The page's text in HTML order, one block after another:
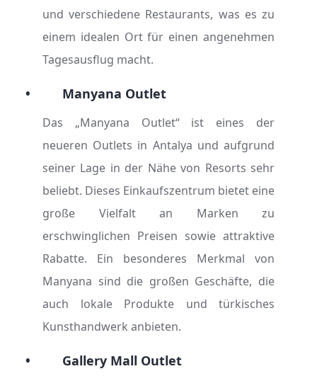
und verschiedene Restaurants, was es zu
einem idealen Ort für einen angenehmen
Tagesausflug macht.
• Manyana Outlet
Das „Manyana Outlet“ ist eines der
neueren Outlets in Antalya und aufgrund
seiner Lage in der Nähe von Resorts sehr
beliebt. Dieses Einkaufszentrum bietet eine
große Vielfalt an Marken zu
erschwinglichen Preisen sowie attraktive
Rabatte. Ein besonderes Merkmal von
Manyana sind die großen Geschäfte, die
auch lokale Produkte und türkisches
Kunsthandwerk anbieten.
• Gallery Mall Outlet